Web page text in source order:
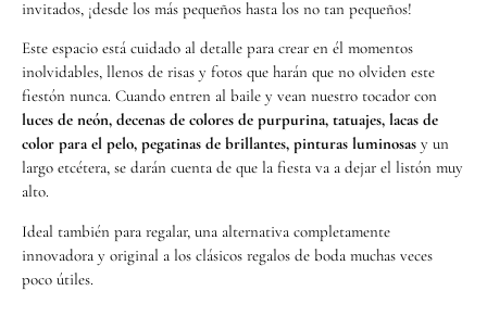
invitados, ¡desde los más pequeños hasta los no tan pequeños!
Este espacio está cuidado al detalle para crear en él momentos
inolvidables, llenos de risas y fotos que harán que no olviden este
fiestón nunca. Cuando entren al baile y vean nuestro tocador con
luces de neón, decenas de colores de purpurina, tatuajes, lacas de
color para el pelo, pegatinas de brillantes, pinturas luminosas y un
largo etcétera, se darán cuenta de que la fiesta va a dejar el listón muy
alto.
Ideal también para regalar, una alternativa completamente
innovadora y original a los clásicos regalos de boda muchas veces
poco útiles.